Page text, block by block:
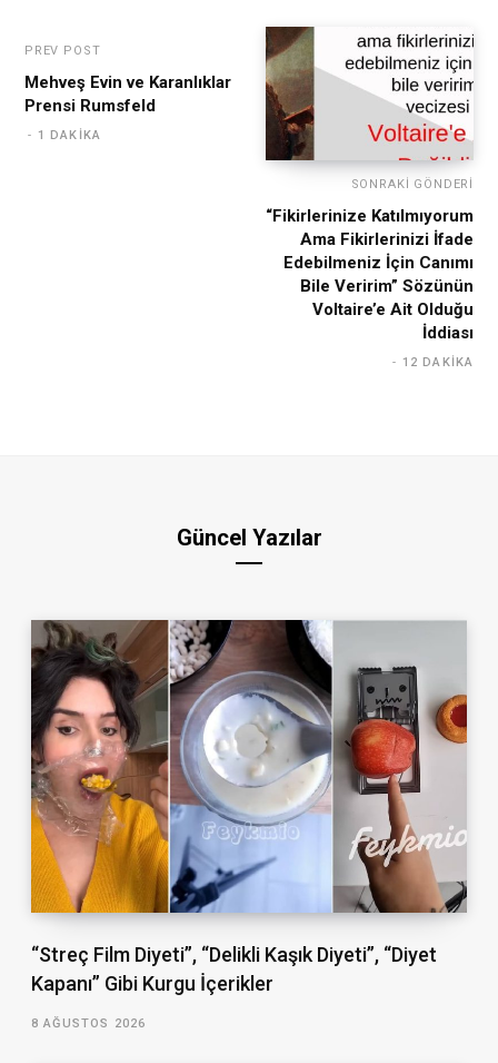
PREV POST
Mehveş Evin ve Karanlıklar
Prensi Rumsfeld
1 DAKIKA
SONRAKI GÖNDERI
“Fikirlerinize Katılmıyorum
Ama Fikirlerinizi İfade
Edebilmeniz İçin Canımı
Bile Veririm” Sözünün
Voltaire’e Ait Olduğu
İddiası
12 DAKIKA
Güncel Yazılar
“Streç Film Diyeti”, “Delikli Kaşık Diyeti”, “Diyet
Kapanı” Gibi Kurgu İçerikler
8 AĞUSTOS 2026